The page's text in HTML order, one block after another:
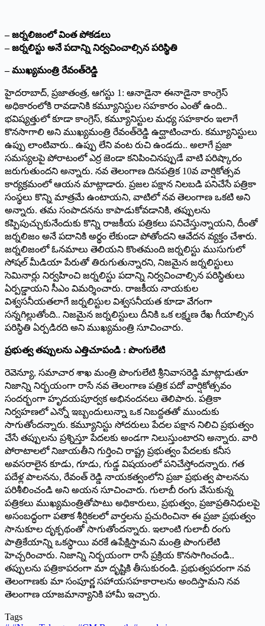
– జర్నలిజంలో వింత పోకడలు
– జర్నలిస్టు అనే పదాన్ని నిర్వచించాల్సిన పరిస్థితి
– ముఖ్యమంత్రి రేవంత్‌రెడ్డి
హైదరాబాద్‌, ప్రజాతంత్ర, ఆగస్టు 1: ఆనాడైనా ఈనాడైనా కాంగ్రెస్‌
అధికారంలోకి రావడానికి కమ్యూనిస్టుల సహకారం ఎంతో ఉంది..
భవిష్యత్తులో కూడా కాంగ్రెస్‌, కమ్యూనిస్టుల మధ్య సహకారం ఇలాగే
కొనసాగాలి అని ముఖ్యమంత్రి రేవంత్‌రెడ్డి ఉద్ఘాటించారు. కమ్యూనిస్టులు
ఉప్పు లాంటివారు.. ఉప్పు లేని వంట రుచి ఉండదు.. అలాగే ప్రజా
సమస్యలపై పోరాటంలో ఎర్ర జెండా కనిపించినప్పుడే వాటి పరిష్కారం
జరుగుతుందని అన్నారు. నవ తెలంగాణ దినపత్రిక 10వ వార్షికోత్సవ
కార్యక్రమంలో ఆయన మాట్లాడారు. ప్రజల పక్షాన నిలబడి పనిచేసే పత్రికా
సంస్థలు కొన్ని మాత్రమే ఉంటాయని, వాటిలో నవ తెలంగాణ ఒకటి అని
అన్నారు. తమ సంపాదనను కాపాడుకోవడానికి, తప్పులను
కప్పిపుచ్చుకునేందుకు కొన్ని రాజకీయ పత్రికలు పనిచేస్తున్నాయని, దీంతో
జర్నలిజం అనే పదానికి అర్థం లేకుండా పోతోందని ఆవేదన వ్యక్తం చేశారు.
జర్నలిజంలో ఓనమాలు తెలియని కొంతమంది జర్నలిస్టు ముసుగులో
సోషల్‌ మీడియా పేరుతో తిరుగుతున్నారని, నిజమైన జర్నలిస్టులు
సెమినార్లు నిర్వహించి జర్నలిస్టు పదాన్ని నిర్వచించాల్సిన పరిస్థితులు
ఏర్పడ్డాయని సీఎం విమర్శించారు. రాజకీయ నాయకుల
విశ్వసనీయతలాగే జర్నలిస్టుల విశ్వసనీయత కూడా వేగంగా
సన్నగిల్లుతోంది.. నిజమైన జర్నలిస్టులు దీనికి ఒక లక్ష్మణ రేఖ గీయాల్సిన
పరిస్థితి ఏర్పడిరది అని ముఖ్యమంత్రి సూచించారు.
ప్రభుత్వ తప్పులను ఎత్తిచూపండి : పొంగులేటి
రెవెన్యూ, సమాచార శాఖ మంత్రి పొంగులేటి శ్రీనివాసరెడ్డి మాట్లాడుతూ
నిజాన్ని నిర్భయంగా రాసే నవ తెలంగాణ పత్రిక పదో వార్షికోత్సవం
సందర్భంగా హృదయపూర్వక అభినందనలు తెలిపారు. పత్రికా
నిర్వహణలో ఎన్నో ఇబ్బందులున్నా ఒక నిబద్దతతో ముందుకు
సాగుతోందన్నారు. కమ్యూనిస్టు సోదరులు పేదల పక్షాన నిలిచి ప్రభుత్వం
చేసే తప్పులను ప్రశ్నిస్తూ పేదలకు అండగా నిలుస్తుంటారని అన్నారు. వారి
పోరాటాలలో నిజాయతీని గుర్తించి రాష్ట్ర ప్రభుత్వం పేదలకు కనీస
అవసరాలైన కూడు, గూడు, గుడ్డ విషయంలో పనిచేస్తోందన్నారు. గత
పదేళ్ల పాలనను, రేవంత్‌ రెడ్డి నాయకత్వంలోని ప్రజా ప్రభుత్వ పాలనను
పరిశీలించండి అని అయన సూచించారు. గులాబీ రంగు వేసుకున్న
పత్రికలు ముఖ్యమంత్రితోపాటు అధికారులు, ప్రభుత్వం, ప్రజాప్రతినిధులపై
అసంబద్ధంగా పతాక శీర్షికలలో వార్తలను ప్రచురించినా ఈ ప్రజా ప్రభుత్వం
సానుకూల దృక్పథంతో సాగుతోందన్నారు. ఇలాంటి గులాబీ రంగు
పాత్రికేయాన్ని ఒకస్ధాయి వరకే ఉపేక్షిస్తామని మంత్రి పొంగులేటి
హెచ్చరించారు. నిజాన్ని నిర్భయంగా రాసే ప్రక్రియ కొనసాగించండి..
తప్పులను పత్రికాపరంగా మా దృష్టికి తీసుకురండి. ప్రభుత్వపరంగా నవ
తెలంగాణకు మా సంపూర్ణ సహాయసహకారాలను అందిస్తామని నవ
తెలంగాణ యాజమాన్యానికి హామీ ఇచ్చారు.
Tags